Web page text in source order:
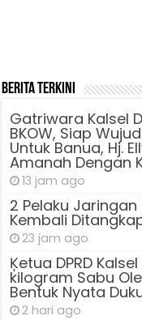
Berita Terkini
Gatriwara Kalsel
BKOW, Siap
Untuk Banua, Hj.
Amanah Dengan
13 jam ago
2 Pelaku
Kembali
23 jam ago
Ķetua DPRD
kilogram Sabu
Bentuk Nyata
2 hari ago